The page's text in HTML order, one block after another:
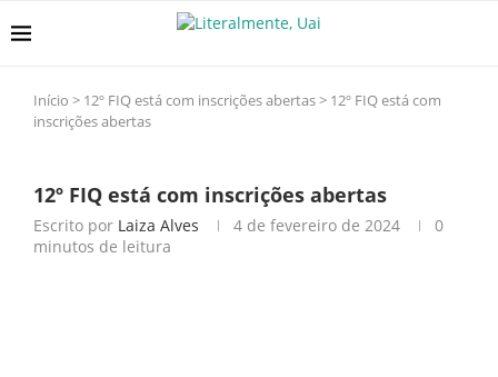
Início > 12º FIQ está com inscrições abertas> 12º FIQ está com
inscrições abertas
12º FIQ está com inscrições abertas
Escrito por Laiza Alves 4 de fevereiro de 2024
0
minutos de leitura